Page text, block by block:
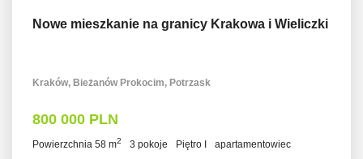
Nowe mieszkanie na granicy Krakowa i Wieliczki
Kraków, Bieżanów Prokocim, Potrzask
800 000 PLN
Powierzchnia 58 m2 3 pokoje Piętro I apartamentowiec